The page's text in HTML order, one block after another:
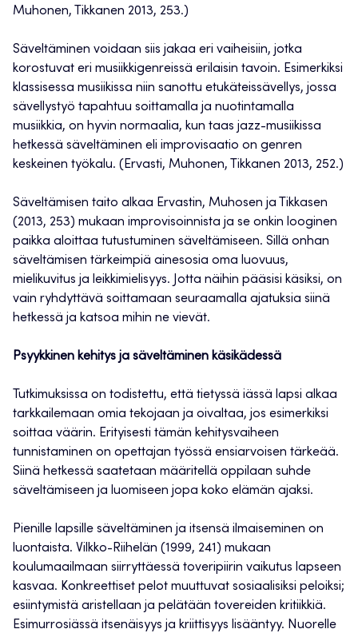
Muhonen, Tikkanen 2013, 253.)
Säveltäminen voidaan siis jakaa eri vaiheisiin, jotka
korostuvat eri musiikkigenreissä erilaisin tavoin. Esimerkiksi
klassisessa musiikissa niin sanottu etukäteissävellys, jossa
sävellystyö tapahtuu soittamalla ja nuotintamalla
musiikkia, on hyvin normaalia, kun taas jazz-musiikissa
hetkessä säveltäminen eli improvisaatio on genren
keskeinen työkalu. (Ervasti, Muhonen, Tikkanen 2013, 252.)
Säveltämisen taito alkaa Ervastin, Muhosen ja Tikkasen
(2013, 253) mukaan improvisoinnista ja se onkin looginen
paikka aloittaa tutustuminen säveltämiseen. Sillä onhan
säveltämisen tärkeimpiä ainesosia oma luovuus,
mielikuvitus ja leikkimielisyys. Jotta näihin pääsisi käsiksi, on
vain ryhdyttävä soittamaan seuraamalla ajatuksia siinä
hetkessä ja katsoa mihin ne vievät.
Psyykkinen kehitys ja säveltäminen käsikädessä
Tutkimuksissa on todistettu, että tietyssä iässä lapsi alkaa
tarkkailemaan omia tekojaan ja oivaltaa, jos esimerkiksi
soittaa väärin. Erityisesti tämän kehitysvaiheen
tunnistaminen on opettajan työssä ensiarvoisen tärkeää.
Siinä hetkessä saatetaan määritellä oppilaan suhde
säveltämiseen ja luomiseen jopa koko elämän ajaksi.
Pienille lapsille säveltäminen ja itsensä ilmaiseminen on
luontaista. Vilkko-Riihelän (1999, 241) mukaan
koulumaailmaan siirryttäessä toveripiirin vaikutus lapseen
kasvaa. Konkreettiset pelot muuttuvat sosiaalisiksi peloiksi;
esiintymistä aristellaan ja pelätään tovereiden kritiikkiä.
Esimurrosiässä itsenäisyys ja kriittisyys lisääntyy. Nuorelle